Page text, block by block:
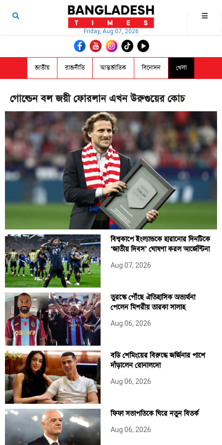
Friday, Aug 07, 2026
জাতীয় রাজনীতি আন্তর্জাতিক বিনোদন খেলা
গোল্ডেন বল জয়ী ফোরলান এখন উরুগুয়ের কোচ
বিশ্বকাপে ইংল্যান্ডকে হারানোর দিনটিকে
‘জাতীয় দিবস’ ঘোষণা করল আর্জেন্টিনা
Aug 07, 2026
তুরস্কে পৌঁছে ঐতিহাসিক অভ্যর্থনা
পেলেন মিশরীয় তারকা সালাহ
Aug 06, 2026
বডি শেমিংয়ের বিরুদ্ধে জর্জিনার পাশে
দাঁড়ালেন রোনালদো
Aug 06, 2026
ফিফা সভাপতিকে ঘিরে নতুন বিতর্ক
Aug 06, 2026